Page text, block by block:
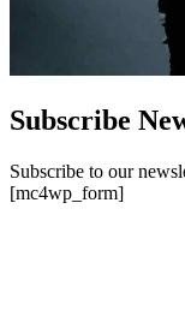
Subscribe
Subscribe to our
[mc4wp_form]